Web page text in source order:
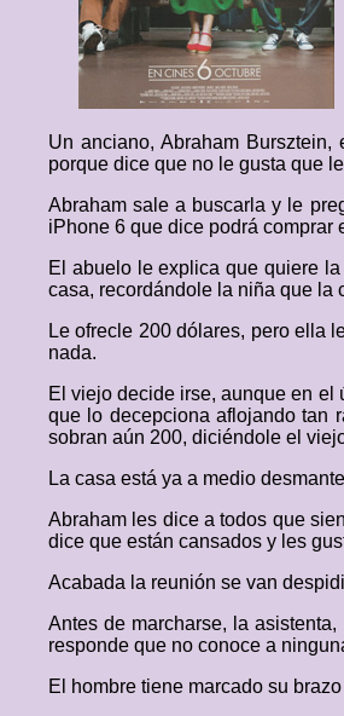
Un anciano, Abraham
porque dice que no le gusta que
Abraham sale a buscarla y le
iPhone 6 que dice podrá comprar
El abuelo le explica que quiere
casa, recordándole la niña que la
Le ofrecle 200 dólares, pero ella
nada.
El viejo decide irse, aunque en el
que lo decepciona aflojando tan
sobran aún 200, diciéndole el
La casa está ya a medio
Abraham les dice a todos que
dice que están cansados y les
Acabada la reunión se van
Antes de marcharse, la
responde que no conoce a
El hombre tiene marcado su